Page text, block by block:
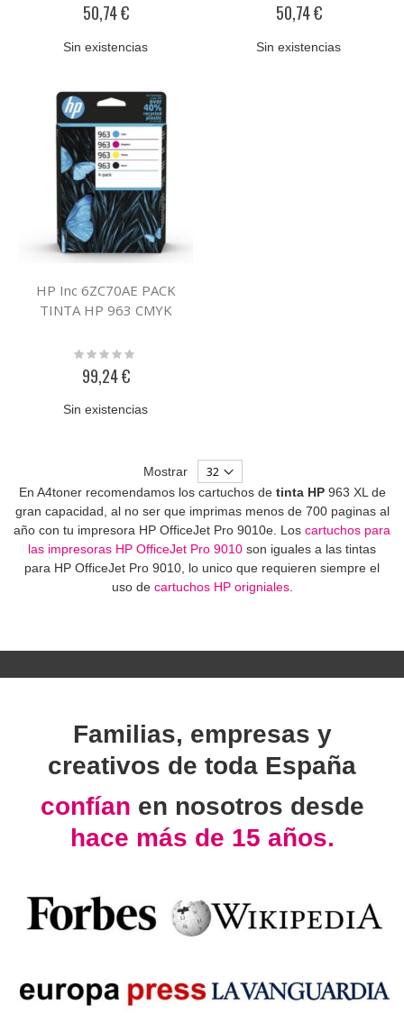
50,74 €
Sin existencias
50,74 €
Sin existencias
HP Inc 6ZC70AE PACK
TINTA HP 963 CMYK
Rating:
99,24 €
Sin existencias
Mostrar
En A4toner recomendamos los cartuchos de tinta HP963 XL de
gran capacidad, al no ser que imprimas menos de 700 paginas al
año con tu impresora HP OfficeJet Pro 9010e. Los cartuchos para
las impresoras HP OfficeJet Pro 9010 son iguales a las tintas
para HP OfficeJet Pro 9010, lo unico que requieren siempre el
uso de cartuchos HP origniales.
Familias, empresas y
creativos de toda España
confían en nosotros desde
hace más de 15 años.